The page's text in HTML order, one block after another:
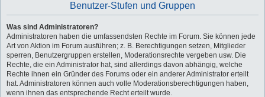
Benutzer-Stufen und Gruppen
Was sind Administratoren?
Administratoren haben die umfassendsten Rechte im Forum. Sie können jede
Art von Aktion im Forum ausführen; z. B. Berechtigungen setzen, Mitglieder
sperren, Benutzergruppen erstellen, Moderationsrechte vergeben usw. Die
Rechte, die ein Administrator hat, sind allerdings davon abhängig, welche
Rechte ihnen ein Gründer des Forums oder ein anderer Administrator erteilt
hat. Administratoren können auch volle Moderationsberechtigungen haben,
wenn ihnen das entsprechende Recht erteilt wurde.